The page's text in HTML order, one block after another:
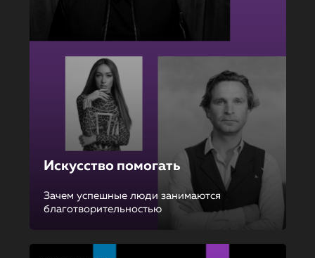
Искусство помогать
Зачем успешные люди занимаются
благотворительностью